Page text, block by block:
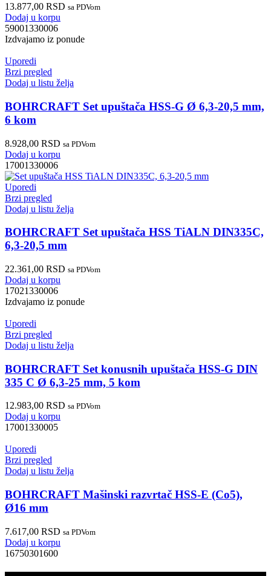
13.877,00 RSD sa PDVom
Dodaj u korpu
59001330006
Izdvajamo iz ponude
Uporedi
Brzi pregled
Dodaj u listu želja
BOHRCRAFT Set upuštača HSS-G Ø 6,3-20,5 mm,
6 kom
8.928,00 RSD sa PDVom
Dodaj u korpu
17001330006
Uporedi
Brzi pregled
Dodaj u listu želja
BOHRCRAFT Set upuštača HSS TiALN DIN335C,
6,3-20,5 mm
22.361,00 RSD sa PDVom
Dodaj u korpu
17021330006
Izdvajamo iz ponude
Uporedi
Brzi pregled
Dodaj u listu želja
BOHRCRAFT Set konusnih upuštača HSS-G DIN
335 C Ø 6,3-25 mm, 5 kom
12.983,00 RSD sa PDVom
Dodaj u korpu
17001330005
Uporedi
Brzi pregled
Dodaj u listu želja
BOHRCRAFT Mašinski razvrtač HSS-E (Co5),
Ø16 mm
7.617,00 RSD sa PDVom
Dodaj u korpu
16750301600